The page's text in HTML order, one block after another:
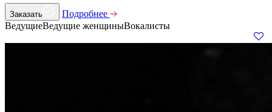
Заказать
Подробнее
ВедущиеВедущие женщиныВокалисты